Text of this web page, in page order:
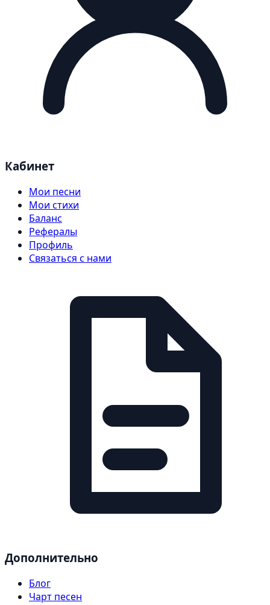
Кабинет
Мои песни
Мои стихи
Баланс
Рефералы
Профиль
Связаться с нами
Дополнительно
Блог
Чарт песен